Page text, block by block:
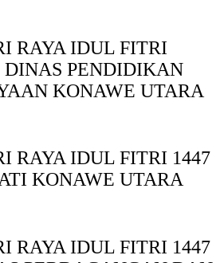
RAYA IDUL FITRI
DINAS PENDIDIKAN
KONAWE UTARA
RAYA IDUL FITRI 1447
KONAWE UTARA
RAYA IDUL FITRI 1447